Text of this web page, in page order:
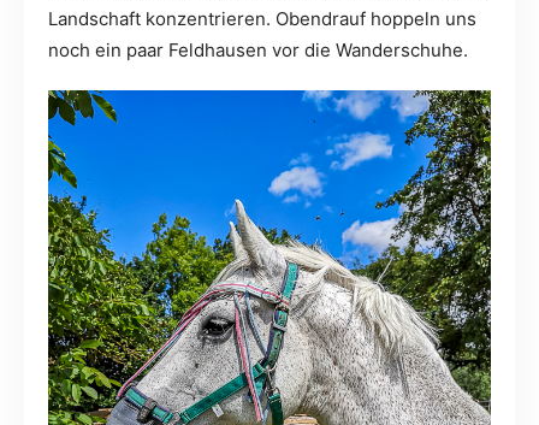
Landschaft konzentrieren. Obendrauf hoppeln uns
noch ein paar Feldhausen vor die Wanderschuhe.